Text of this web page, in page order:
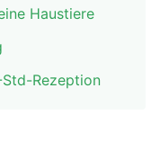
bis zum 26.
Haustiere
Rezeption